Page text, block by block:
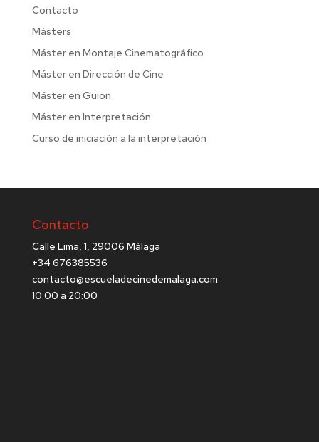
Contacto
Másters
Máster en Montaje Cinematográfico
Máster en Dirección de Cine
Máster en Guion
Máster en Interpretación
Curso de iniciación a la interpretación
Contacto
Calle Lima, 1, 29006 Málaga
+34 676385536
contacto@escueladecinedemalaga.com
10:00 a 20:00